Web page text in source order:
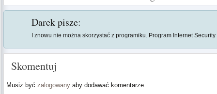
Darekpisze:
I znowu nie można skorzystać z programiku. Program Internet
Skomentuj
Musiz być zalogowany aby dodawać komentarze.